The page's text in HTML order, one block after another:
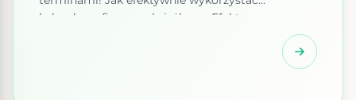
kalendarze firmowe książkowe Efektywne
książkowych jest kluczowe dla organizacji czasu
pracy i zapewnienia sprawnego przebiegu działań